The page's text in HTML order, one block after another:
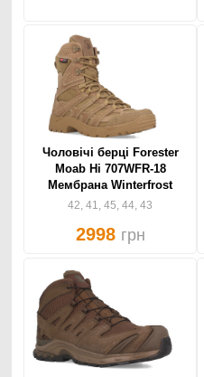
Чоловічі берці Forester
Moab Hi 707WFR-18
Мембрана Winterfrost
42, 41, 45, 44, 43
2998 грн